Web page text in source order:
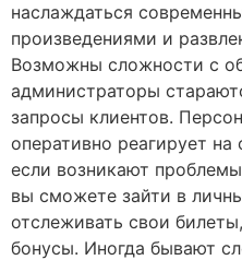
наслаждаться
произведениями и
Возможны сложности с
администраторы
запросы клиентов.
оперативно реагирует
если возникают
вы сможете зайти в
отслеживать свои
бонусы. Иногда бывают